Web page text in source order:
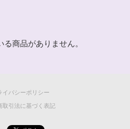
る商品がありません。
イバシーポリシー
取引法に基づく表記